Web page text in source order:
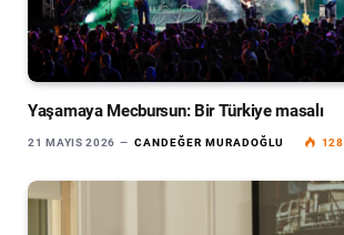
Yaşamaya Mecbursun: Bir Türkiye masalı
21 MAYIS 2026 CANDEĞER MURADOĞLU 128